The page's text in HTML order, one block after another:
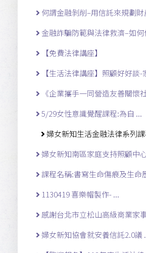
何謂金融剝削–用信託來規劃財
金融詐騙防範與法律救濟–如何
【免費法律講座】
【生活法律講座】照顧好好談-
《企業攜手一同營造友善關懷
5/29女性意識覺醒課程:為自 ...
婦女新知生活金融法律系列課
婦女新知南區家庭支持照顧中
課程名稱:書寫生命傷痕及生命
1130419 喜樂帽製作- ...
感謝台北市立松山高級商業家
婦女新知協會就安養信託2.0議